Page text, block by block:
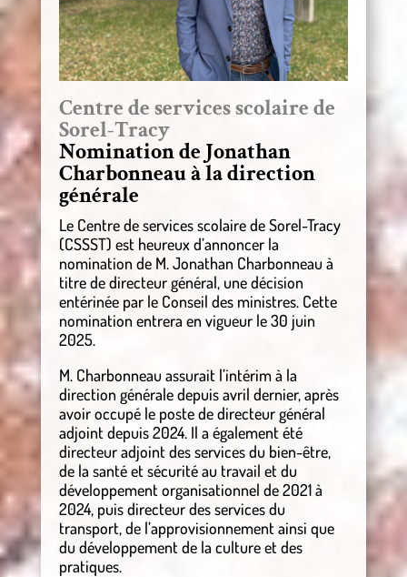
Centre de services scolaire de
Sorel-Tracy
Nomination de Jonathan
Charbonneau à la direction
générale
Le Centre de services scolaire de Sorel-Tracy
(CSSST) est heureux d’annoncer la
nomination de M. Jonathan Charbonneau à
titre de directeur général, une décision
entérinée par le Conseil des ministres. Cette
nomination entrera en vigueur le 30 juin
2025.
M. Charbonneau assurait l’intérim à la
direction générale depuis avril dernier, après
avoir occupé le poste de directeur général
adjoint depuis 2024. Il a également été
directeur adjoint des services du bien-être,
de la santé et sécurité au travail et du
développement organisationnel de 2021 à
2024, puis directeur des services du
transport, de l’approvisionnement ainsi que
du développement de la culture et des
pratiques.